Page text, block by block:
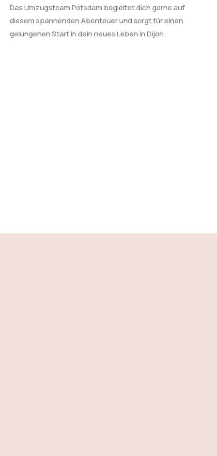
Das Umzugsteam Potsdam begleitet dich gerne auf
diesem spannenden Abenteuer und sorgt für einen
gelungenen Start in dein neues Leben in Dijon.